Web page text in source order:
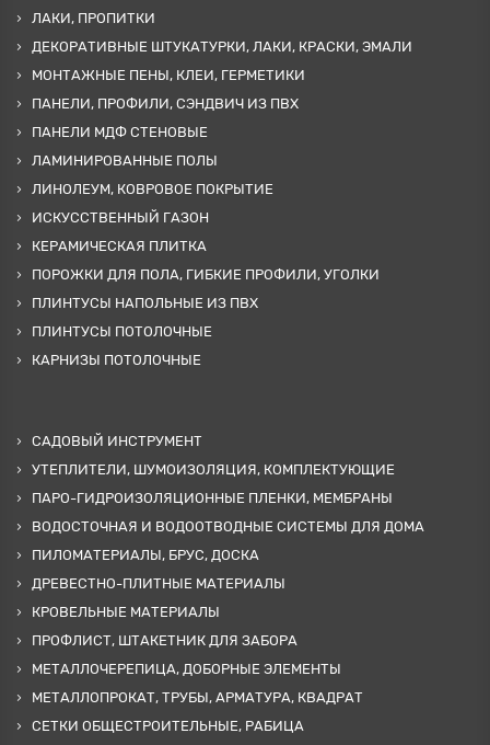
ЛАКИ, ПРОПИТКИ
ДЕКОРАТИВНЫЕ ШТУКАТУРКИ, ЛАКИ, КРАСКИ, ЭМАЛИ
МОНТАЖНЫЕ ПЕНЫ, КЛЕИ, ГЕРМЕТИКИ
ПАНЕЛИ, ПРОФИЛИ, СЭНДВИЧ ИЗ ПВХ
ПАНЕЛИ МДФ СТЕНОВЫЕ
ЛАМИНИРОВАННЫЕ ПОЛЫ
ЛИНОЛЕУМ, КОВРОВОЕ ПОКРЫТИЕ
ИСКУССТВЕННЫЙ ГАЗОН
КЕРАМИЧЕСКАЯ ПЛИТКА
ПОРОЖКИ ДЛЯ ПОЛА, ГИБКИЕ ПРОФИЛИ, УГОЛКИ
ПЛИНТУСЫ НАПОЛЬНЫЕ ИЗ ПВХ
ПЛИНТУСЫ ПОТОЛОЧНЫЕ
КАРНИЗЫ ПОТОЛОЧНЫЕ
САДОВЫЙ ИНСТРУМЕНТ
УТЕПЛИТЕЛИ, ШУМОИЗОЛЯЦИЯ, КОМПЛЕКТУЮЩИЕ
ПАРО-ГИДРОИЗОЛЯЦИОННЫЕ ПЛЕНКИ, МЕМБРАНЫ
ВОДОСТОЧНАЯ И ВОДООТВОДНЫЕ СИСТЕМЫ ДЛЯ ДОМА
ПИЛОМАТЕРИАЛЫ, БРУС, ДОСКА
ДРЕВЕСТНО-ПЛИТНЫЕ МАТЕРИАЛЫ
КРОВЕЛЬНЫЕ МАТЕРИАЛЫ
ПРОФЛИСТ, ШТАКЕТНИК ДЛЯ ЗАБОРА
МЕТАЛЛОЧЕРЕПИЦА, ДОБОРНЫЕ ЭЛЕМЕНТЫ
МЕТАЛЛОПРОКАТ, ТРУБЫ, АРМАТУРА, КВАДРАТ
СЕТКИ ОБЩЕСТРОИТЕЛЬНЫЕ, РАБИЦА